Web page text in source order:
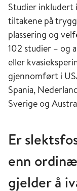
Studier inkludert
tiltakene på
plassering og
102 studier – og
eller
gjennomført i
Spania,
Sverige og
Er
enn
gjelder å